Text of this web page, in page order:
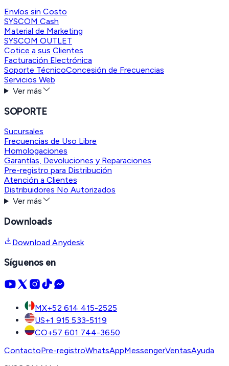
Envíos sin Costo
SYSCOM Cash
Material de Marketing
SYSCOM OUTLET
Cotice a sus Clientes
Facturación Electrónica
Soporte TécnicoConcesión de Frecuencias
Servicios Web
Ver más
SOPORTE
Sucursales
Frecuencias de Uso Libre
Homologaciones
Garantías, Devoluciones y Reparaciones
Pre-registro para Distribución
Atención a Clientes
Distribuidores No Autorizados
Ver más
Downloads
Download Anydesk
Síguenos en
MX+52 614 415-2525
US+1 915 533-5119
CO+57 601 744-3650
ContactoPre-registroWhatsAppMessengerVentasAyuda